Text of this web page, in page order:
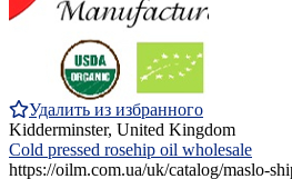
Удалить из избранного
Kidderminster, United Kingdom
Cold pressed rosehip oil wholesale
https://oilm.com.ua/uk/catalog/maslo-